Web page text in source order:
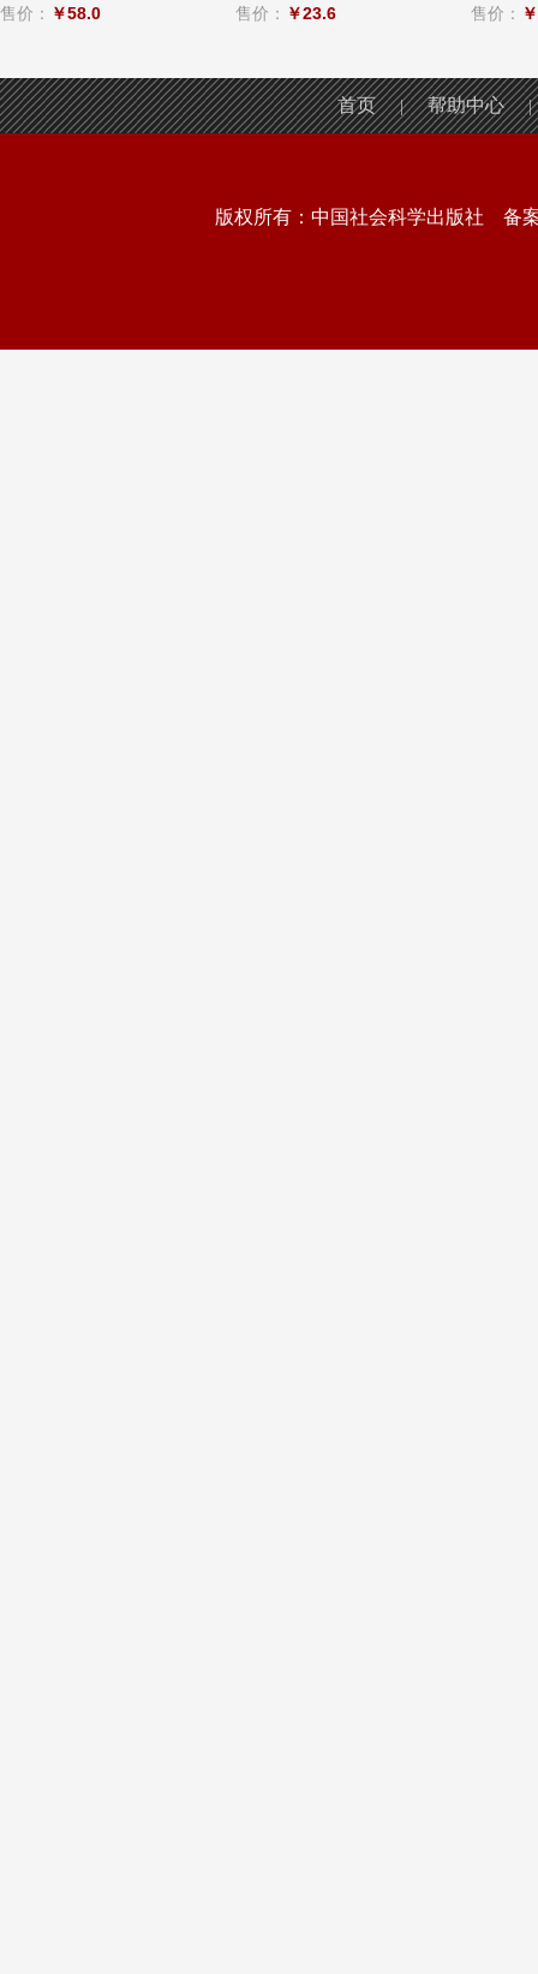
售价： ￥58.0
售价： ￥23.6
售价：
首页 | 帮助中心 |
版权所有：中国社会科学出版社 备